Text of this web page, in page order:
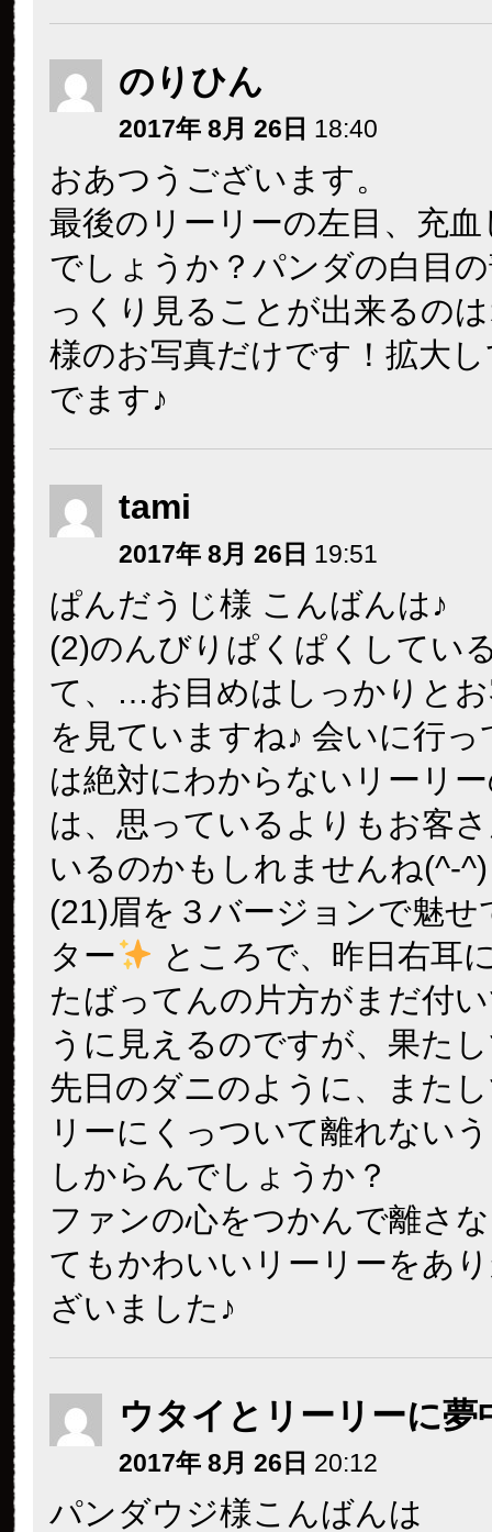
のりひん
2017年 8月 26日 18:40
おあつうございます。
最後のリーリーの左目、充
でしょうか？パンダの白目
っくり見ることが出来るの
様のお写真だけです！拡大
でます♪
tami
2017年 8月 26日 19:51
ぱんだうじ様 こんばんは♪
(2)のんびりぱくぱくしてい
て、…お目めはしっかりと
を見ていますね♪ 会いに行っ
は絶対にわからないリーリ
は、思っているよりもお客
いるのかもしれませんね(^-^)
(21)眉を３バージョンで魅せ
ター
ところで、昨日右耳
たばってんの片方がまだ付
うに見えるのですが、果た
先日のダニのように、また
リーにくっついて離れない
しからんでしょうか？
ファンの心をつかんで離さ
てもかわいいリーリーをあ
ざいました♪
ウタイとリーリーに夢
2017年 8月 26日 20:12
パンダウジ様こんばんは